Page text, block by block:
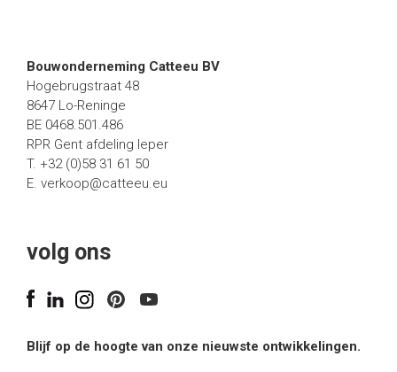
Bouwonderneming Catteeu BV
Hogebrugstraat 48
8647 Lo-Reninge
BE 0468.501.486
RPR Gent afdeling Ieper
T. +32 (0)58 31 61 50
E. verkoop@catteeu.eu
volg ons
Blijf op de hoogte van onze nieuwste ontwikkelingen.